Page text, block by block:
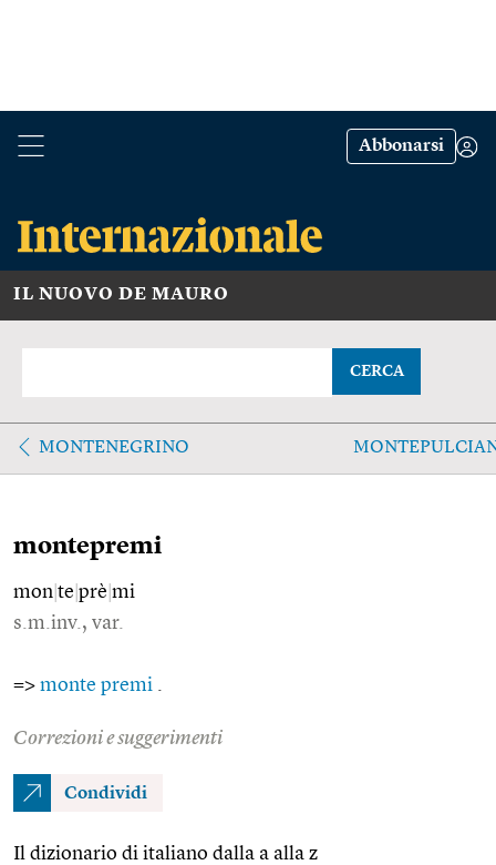
Abbonarsi
IL NUOVO DE MAURO
CERCA
MONTENEGRINO
montepremi
mon te prè mi
s.m.inv., var.
=> monte premi
Correzioni e suggerimenti
Condividi
Il dizionario di italiano dalla a alla z